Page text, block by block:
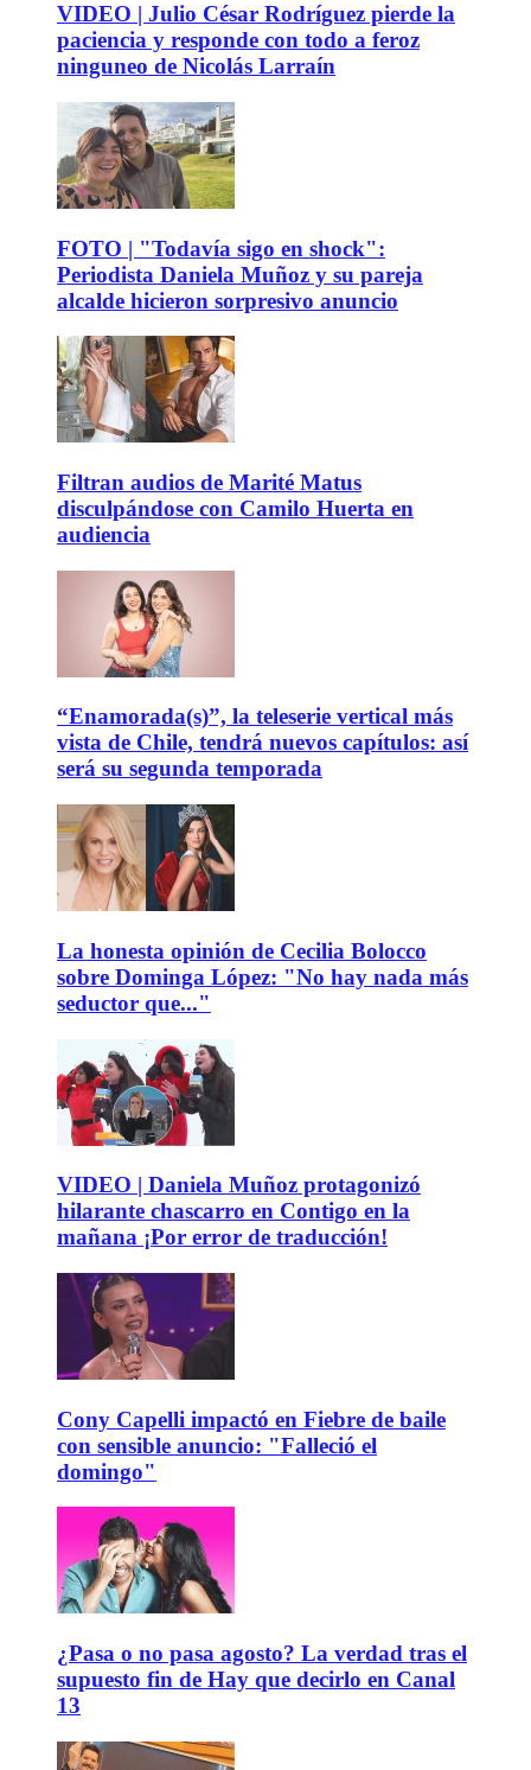
VIDEO | Julio César Rodríguez pierde la
paciencia y responde con todo a feroz
ninguneo de Nicolás Larraín
FOTO | "Todavía sigo en shock":
Periodista Daniela Muñoz y su pareja
alcalde hicieron sorpresivo anuncio
Filtran audios de Marité Matus
disculpándose con Camilo Huerta en
audiencia
“Enamorada(s)”, la teleserie vertical más
vista de Chile, tendrá nuevos capítulos: así
será su segunda temporada
La honesta opinión de Cecilia Bolocco
sobre Dominga López: "No hay nada más
seductor que..."
VIDEO | Daniela Muñoz protagonizó
hilarante chascarro en Contigo en la
mañana ¡Por error de traducción!
Cony Capelli impactó en Fiebre de baile
con sensible anuncio: "Falleció el
domingo"
¿Pasa o no pasa agosto? La verdad tras el
supuesto fin de Hay que decirlo en Canal
13